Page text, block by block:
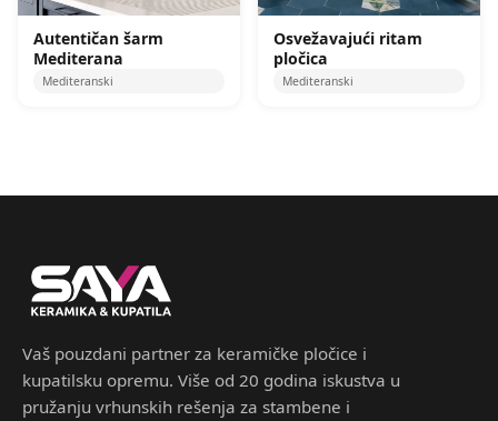
Autentičan šarm
Mediterana
Mediteranski
Osvežavajući ritam
pločica
Mediteranski
Vaš pouzdani partner za keramičke pločice i
kupatilsku opremu. Više od 20 godina iskustva u
pružanju vrhunskih rešenja za stambene i